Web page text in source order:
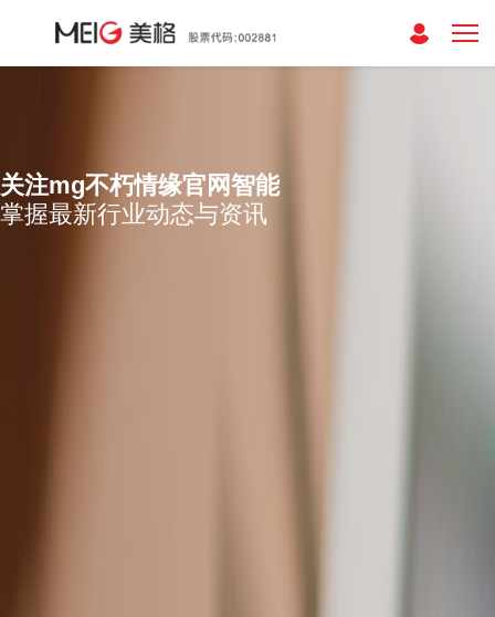
关注mg不朽情缘官网智能
掌握最新行业动态与资讯